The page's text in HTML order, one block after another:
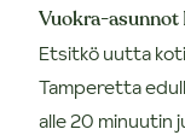
Vuokra-asunnot
Etsitkö uutta
Tamperetta
alle 20 minuutin